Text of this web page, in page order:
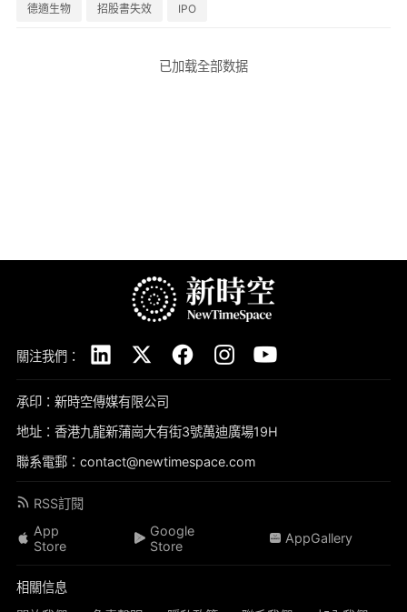
德適生物 招股書失效 IPO
已加载全部数据
關注我們：
承印：新時空傳媒有限公司
地址：香港九龍新蒲崗大有街3號萬迪廣場19H
聯系電郵：contact@newtimespace.com
RSS訂閱
App
Store
Google
Store
AppGallery
相關信息